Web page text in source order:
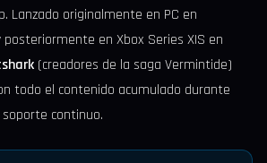
Lanzado originalmente en PC en
en Xbox Series X|S en
(creadores de la saga Vermintide)
todo el contenido acumulado durante
continuo.